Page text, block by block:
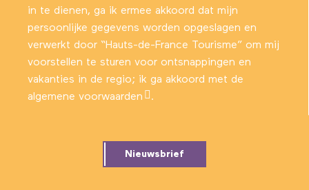
in te dienen, ga ik ermee akkoord dat mijn
persoonlijke gegevens worden opgeslagen en
verwerkt door “Hauts-de-France Tourisme” om mij
voorstellen te sturen voor ontsnappingen en
vakanties in de regio; ik ga akkoord met de
algemene voorwaarden
.
Nieuwsbrief